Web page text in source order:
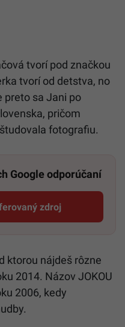
tvorí pod značkou
tvorí od detstva, no
preto sa Jani po
pričom
fotografiu.
Google odporúčaní
zdroj
odkaz sa otvorí v
ktorou nájdeš rôzne
2014. Názov JOKOU
2006, kedy